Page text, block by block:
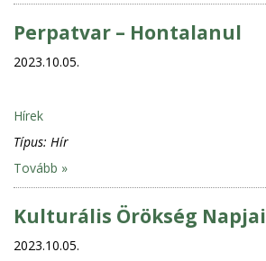
Perpatvar – Hontalanul
2023.10.05.
Hírek
Típus: Hír
Tovább »
Kulturális Örökség Napjai
2023.10.05.